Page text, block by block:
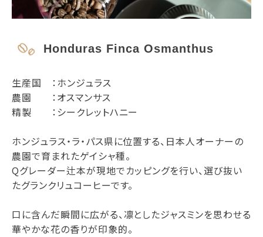
Honduras Finca Osmanthus
生産国 ：ホンジュラス
農園 ：オスマンサス
精製 ：シークレットハニー
ホンジュラス・ラ・パス県に位置する、日本人オーナーの
農園で育まれたゲイシャ種。
Qグレーダー辻本が現地でカッピングを行い、選び抜い
たグランクリュコーヒーです。
口に含んだ瞬間に広がる、凛としたジャスミンを思わせる
華やかな花の香りが印象的。